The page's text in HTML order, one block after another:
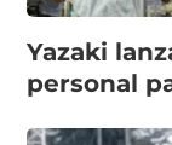
Yazaki
personal